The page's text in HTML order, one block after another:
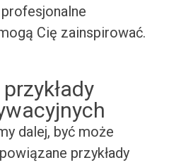
Cię zainspirować.
dalej, być może
przykłady